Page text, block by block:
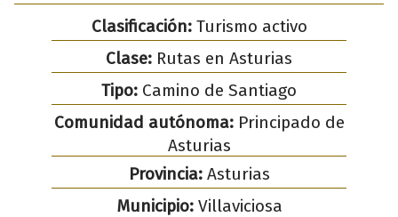
Clasificación:Turismo activo
Clase: Rutas en Asturias
Tipo: Camino de Santiago
Comunidad autónoma:Principado de
Asturias
Provincia:Asturias
Municipio:Villaviciosa